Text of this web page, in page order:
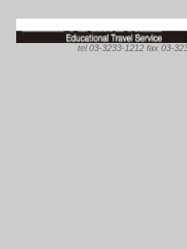
tel 03-3233-1212 fax 03-